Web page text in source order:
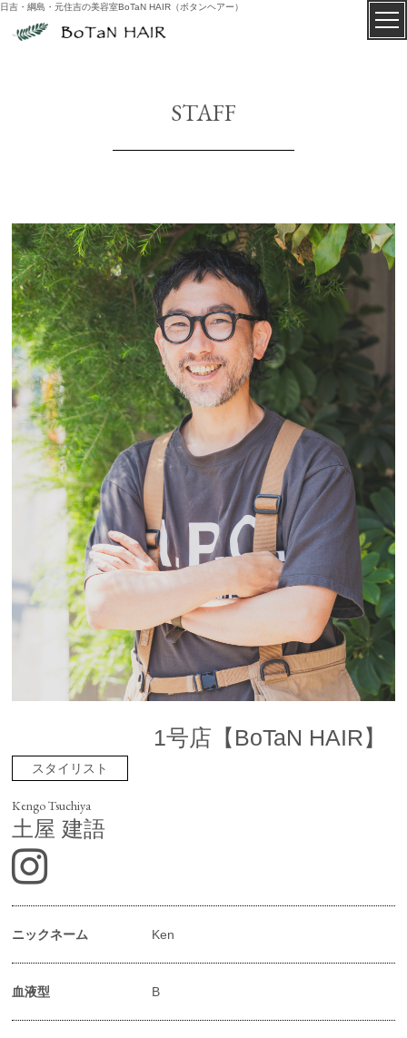
日吉・綱島・元住吉の美容室BoTaN HAIR（ボタンヘアー）
STAFF
1号店【BoTaN HAIR】
スタイリスト
Kengo Tsuchiya
土屋 建語
ニックネーム Ken
血液型 B